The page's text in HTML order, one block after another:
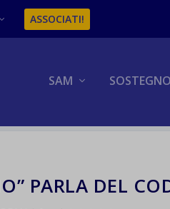
ASSOCIATI!
SAM SOSTEGNO
PARLA DEL